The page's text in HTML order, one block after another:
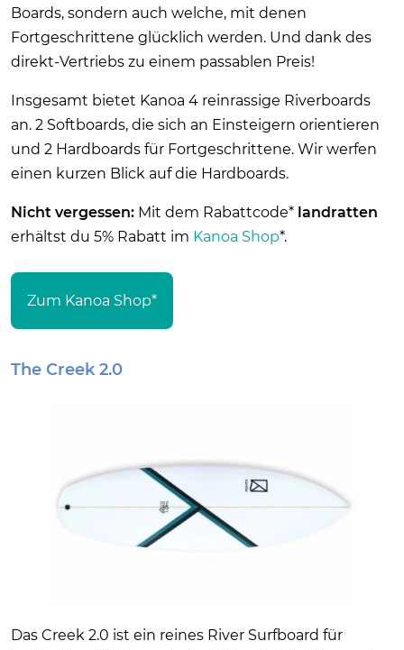
Boards, sondern auch welche, mit denen
Fortgeschrittene glücklich werden. Und dank des
direkt-Vertriebs zu einem passablen Preis!
Insgesamt bietet Kanoa 4 reinrassige Riverboards
an. 2 Softboards, die sich an Einsteigern orientieren
und 2 Hardboards für Fortgeschrittene. Wir werfen
einen kurzen Blick auf die Hardboards.
Nicht vergessen: Mit dem Rabattcode* landratten
erhältst du 5% Rabatt im Kanoa Shop*.
Zum Kanoa Shop*
The Creek 2.0
Das Creek 2.0 ist ein reines River Surfboard für